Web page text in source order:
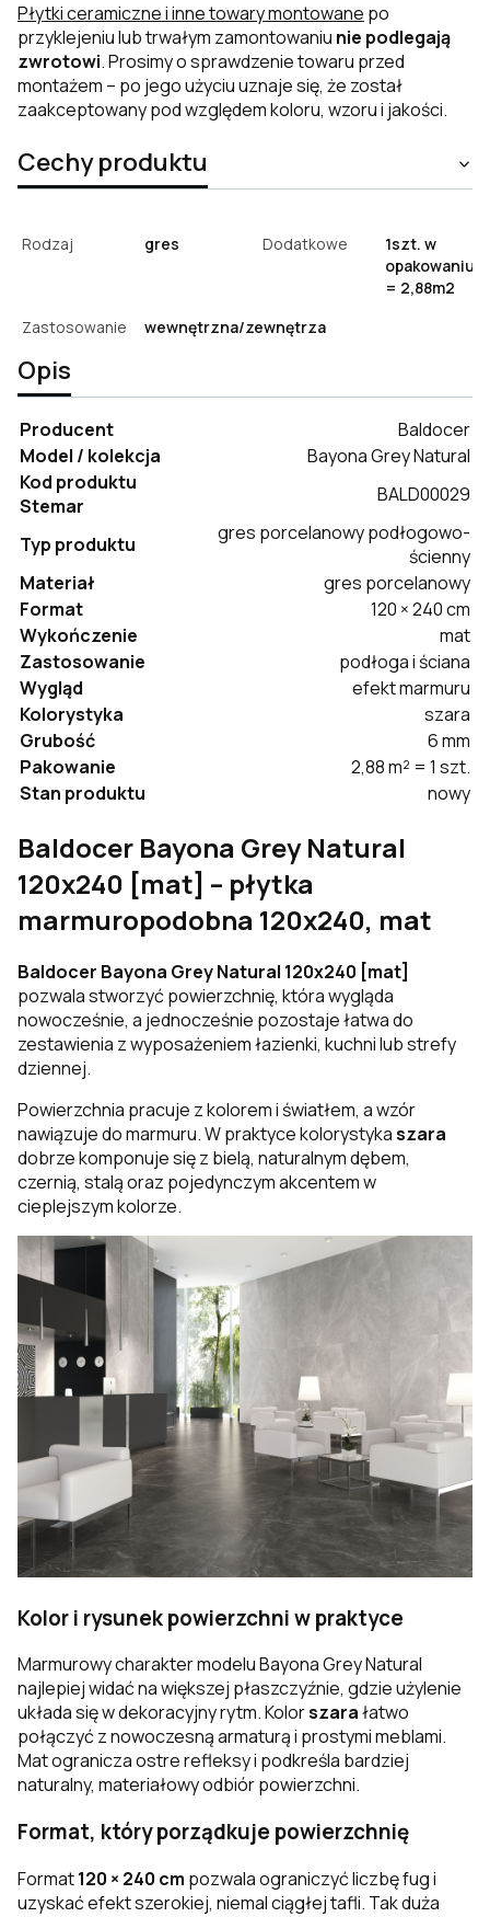
Płytki ceramiczne i inne towary montowane po
przyklejeniu lub trwałym zamontowaniu nie podlegają
zwrotowi. Prosimy o sprawdzenie towaru przed
montażem – po jego użyciu uznaje się, że został
zaakceptowany pod względem koloru, wzoru i jakości.
Cechy produktu
Rodzaj gres Dodatkowe
1szt. w
opakowaniu
= 2,88m2
Zastosowanie
wewnętrzna/zewnętrza
Opis
Producent
Baldocer
Model / kolekcja
Bayona Grey Natural
Kod produktu
Stemar
BALD00029
Typ produktu
gres porcelanowy podłogowo-
ścienny
Materiał
gres porcelanowy
Format
120 × 240 cm
Wykończenie
mat
Zastosowanie
podłoga i ściana
Wygląd
efekt marmuru
Kolorystyka
szara
Grubość
6 mm
Pakowanie
2,88 m² = 1 szt.
Stan produktu
nowy
Baldocer Bayona Grey Natural
120x240 [mat] – płytka
marmuropodobna 120x240, mat
Baldocer Bayona Grey Natural 120x240 [mat]
pozwala stworzyć powierzchnię, która wygląda
nowocześnie, a jednocześnie pozostaje łatwa do
zestawienia z wyposażeniem łazienki, kuchni lub strefy
dziennej.
Powierzchnia pracuje z kolorem i światłem, a wzór
nawiązuje do marmuru. W praktyce kolorystykaszara
dobrze komponuje się z bielą, naturalnym dębem,
czernią, stalą oraz pojedynczym akcentem w
cieplejszym kolorze.
Kolor i rysunek powierzchni w praktyce
Marmurowy charakter modelu Bayona Grey Natural
najlepiej widać na większej płaszczyźnie, gdzie użylenie
układa się w dekoracyjny rytm. Kolorszarałatwo
połączyć z nowoczesną armaturą i prostymi meblami.
Mat ogranicza ostre refleksy i podkreśla bardziej
naturalny, materiałowy odbiór powierzchni.
Format, który porządkuje powierzchnię
Format120 × 240 cm pozwala ograniczyć liczbę fug i
uzyskać efekt szerokiej, niemal ciągłej tafli. Tak duża